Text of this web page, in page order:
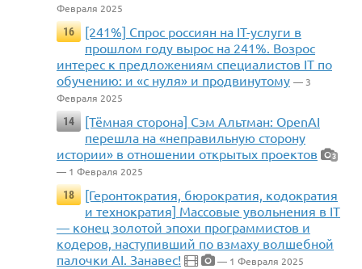
Февраля 2025
16
[241%] Спрос россиян на IT-услуги в
прошлом году вырос на 241%. Возрос
интерес к предложениям специалистов IT по
обучению: и «с нуля» и продвинутому — 3
Февраля 2025
14
[Тёмная сторона] Сэм Альтман: OpenAI
перешла на «неправильную сторону
истории» в отношении открытых проектов
3
— 1 Февраля 2025
18
[Геронтократия, бюрократия, кодократия
и технократия] Массовые увольнения в IT
— конец золотой эпохи программистов и
кодеров, наступивший по взмаху волшебной
палочки AI. Занавес!
— 1 Февраля 2025